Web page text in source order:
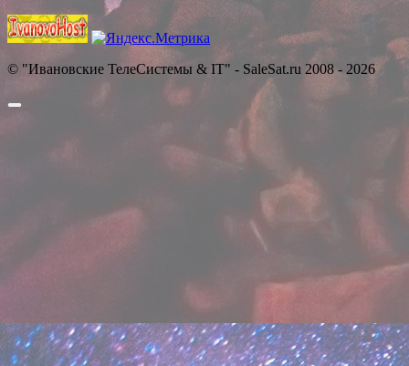
© "Ивановские ТелеСистемы & IT" - SaleSat.ru 2008 - 2026
Прокрутить